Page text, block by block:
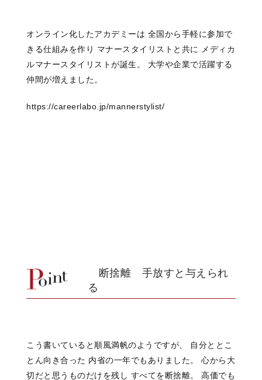
オンライン化したアカデミーは 全国から手軽に参加で
きる仕組みを作り マナースタイリストと共に メディカ
ルマナースタイリストが誕生。 大学や企業で活躍する
仲間が増えました。
https://careerlabo.jp/mannerstylist/
断捨離 手放すと与えられ
る
こう書いていると順風満帆のようですが、 自分ととこ
とん向き合った 内省の一年でもありました。 心から大
切だと思うものだけを残し すべてを断捨離。 高価でも